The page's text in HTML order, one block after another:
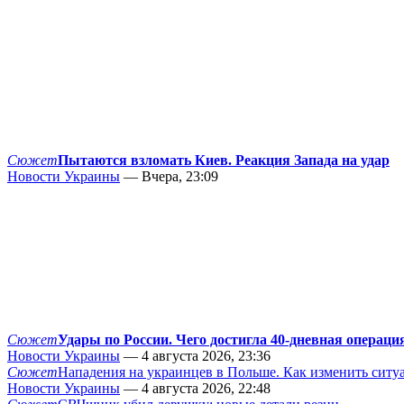
СюжетПытаются взломать Киев. Реакция Запада на удар
Новости Украины — Вчера, 23:09
СюжетУдары по России. Чего достигла 40-дневная
Новости Украины — 4 августа 2026, 23:36
СюжетНападения на украинцев в Польше. Как изменить
Новости Украины — 4 августа 2026, 22:48